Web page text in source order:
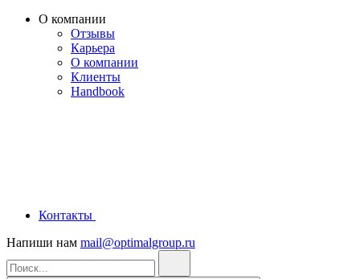
О компании
Отзывы
Карьера
О компании
Клиенты
Handbook
Контакты
Напиши нам mail@optimalgroup.ru